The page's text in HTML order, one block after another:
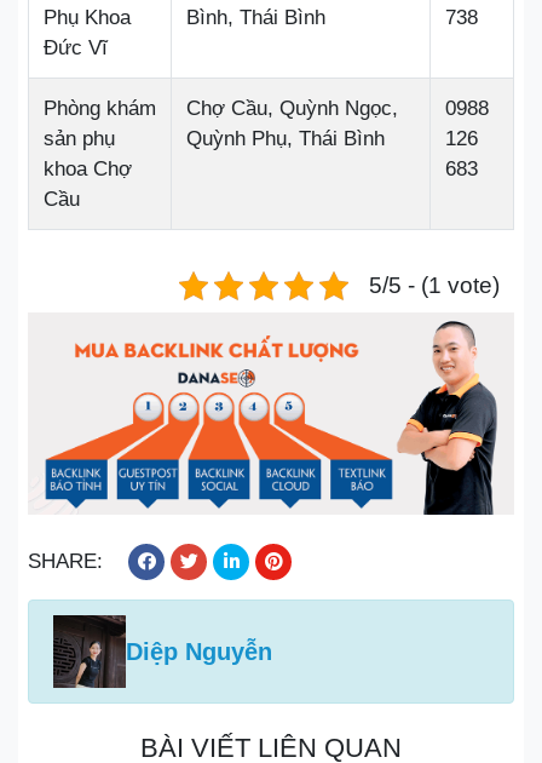
Phụ Khoa
Đức Vĩ
Bình, Thái Bình
738
Phòng khám
sản phụ
khoa Chợ
Cầu
Chợ Cầu, Quỳnh Ngọc,
Quỳnh Phụ, Thái Bình
0988
126
683
5/5 - (1 vote)
SHARE:
Diệp Nguyễn
BÀI VIẾT LIÊN QUAN